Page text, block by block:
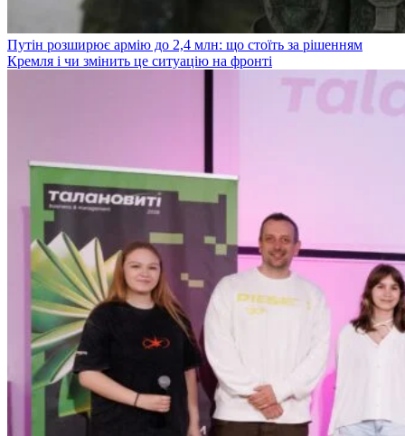
Путін розширює армію до 2,4 млн: що стоїть за рішенням
Кремля і чи змінить це ситуацію на фронті